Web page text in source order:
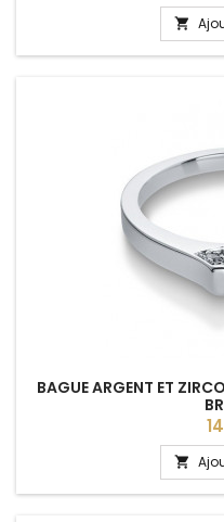

BAGUE ARGENT ET
